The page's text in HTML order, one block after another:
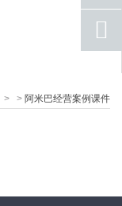
> > 阿米巴经营案例课件
qq